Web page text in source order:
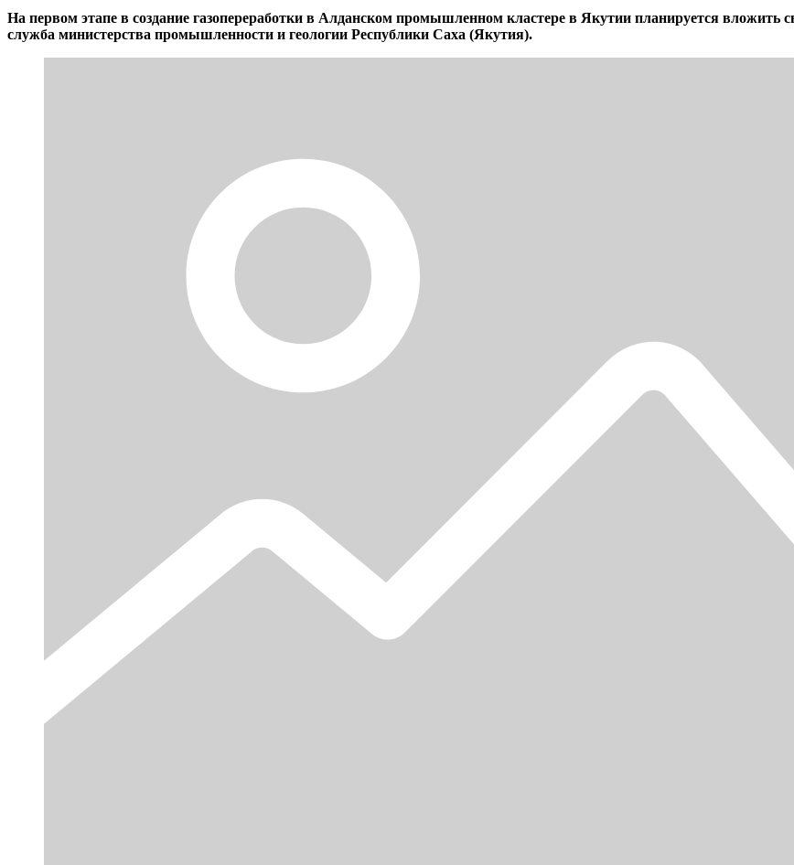
На первом этапе в создание газопереработки в Алданском промышленном кластере в Якутии планируется вложить
служба министерства промышленности и геологии Республики Саха (Якутия).